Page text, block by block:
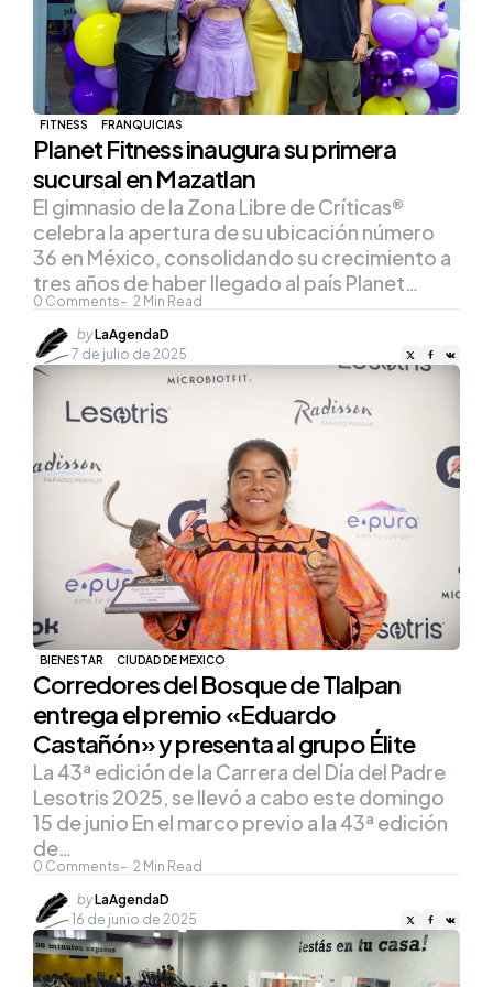
FITNESS FRANQUICIAS
Planet Fitness inaugura su primera
sucursal en Mazatlan
0 Comments 2 Min Read
El gimnasio de la Zona Libre de Críticas®
celebra la apertura de su ubicación número
36 en México, consolidando su crecimiento a
tres años de haber llegado al país Planet…
Posted
by
byLaAgendaD
7 de julio de 2025
BIENESTAR CIUDAD DE MEXICO
Corredores del Bosque de Tlalpan
entrega el premio «Eduardo
Castañón» y presenta al grupo Élite
0 Comments 2 Min Read
La 43ª edición de la Carrera del Día del Padre
Lesotris 2025, se llevó a cabo este domingo
15 de junio En el marco previo a la 43ª edición
de…
Posted
by
byLaAgendaD
16 de junio de 2025